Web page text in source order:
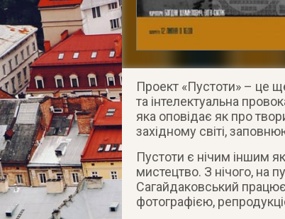
Проект «Пустоти» – це
та інтелектуальна
яка оповідає як про
західному світі,
Пустоти є нічим іншим
мистецтво. З нічого, на
Сагайдаковський
фотографією,